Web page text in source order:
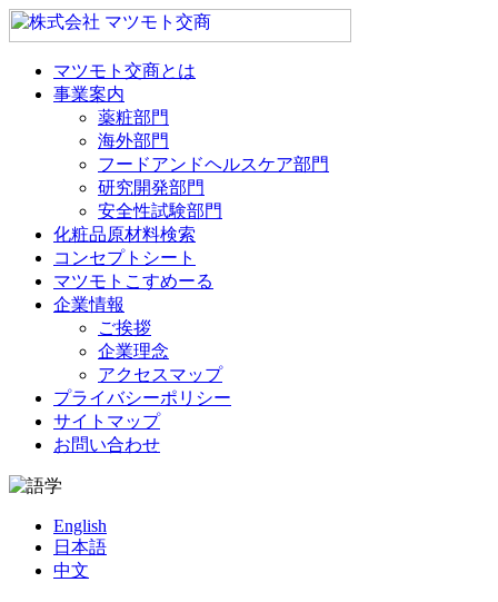
マツモト交商とは
事業案内
薬粧部門
海外部門
フードアンドヘルスケア部門
研究開発部門
安全性試験部門
化粧品原材料検索
コンセプトシート
マツモトこすめーる
企業情報
ご挨拶
企業理念
アクセスマップ
プライバシーポリシー
サイトマップ
お問い合わせ
English
日本語
中文